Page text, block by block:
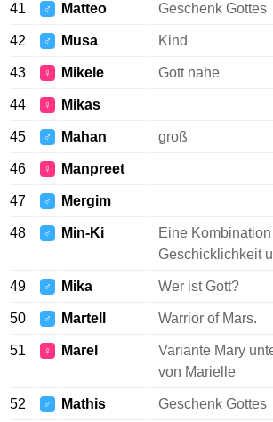
41 ♂ Matteo Geschenk Gottes
42 ♂ Musa Kind
43 ♀ Mikele Gott nahe
44 ♀ Mikas
45 ♂ Mahan groß
46 ♀ Manpreet
47 ♂ Mergim
48 ♂ Min-Ki
Eine
Geschicklichkeit
49 ♂ Mika Wer ist Gott?
50 ♂ Martell Warrior of Mars.
51 ♀ Marel
Variante Mary
von Marielle
52 ♂ Mathis Geschenk Gottes